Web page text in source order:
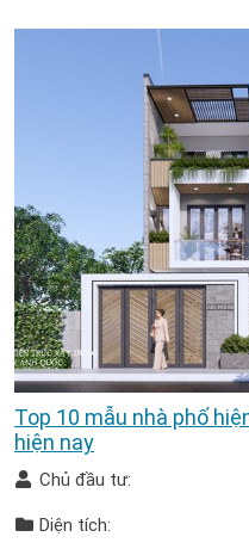
Top 10 mẫu nhà phố
hiện nay
Chủ đầu tư:
Diện tích: